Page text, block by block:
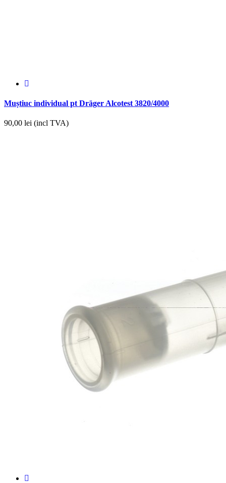
Muștiuc individual pt Dräger Alcotest 3820/4000
90,00 lei (incl TVA)